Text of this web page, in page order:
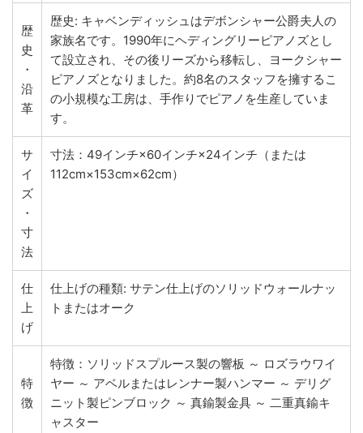
歴
史
・
沿
革
歴史: キャベンディッシュはデボンシャー公爵夫人の
家族名です。1990年にヘディングリーピアノズとし
て設立され、その後リーズから移転し、ヨークシャー
ピアノズとなりました。約8名のスタッフを擁するこ
の小規模な工房は、手作りでピアノを生産していま
す。
サ
イ
ズ
・
寸
法
寸法：49インチ×60インチ×24インチ（または
112cm×153cm×62cm）
仕
上
げ
仕上げの種類: サテン仕上げのソリッドウォールナッ
トまたはオーク
特
徴
特徴：ソリッドスプルース製の響板 ～ ロズラウワイ
ヤー ～ アベルまたはレンナー製ハンマー ～ デリグ
ニット製ピンブロック ～ 真鍮製金具 ～ 二重真鍮キ
ャスター